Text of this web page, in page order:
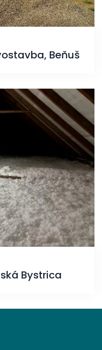
Beňuš
Bystrica